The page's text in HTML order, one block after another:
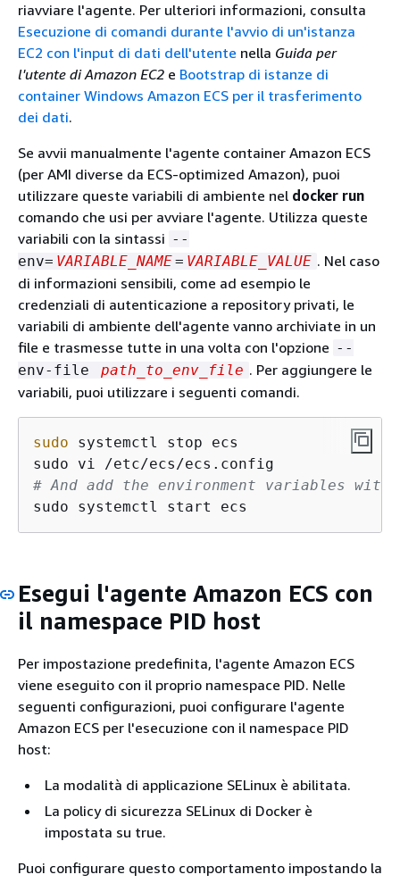
riavviare l'agente. Per ulteriori informazioni, consulta
Esecuzione di comandi durante l'avvio di un'istanza
EC2 con l'input di dati dell'utente nella Guida per
l'utente di Amazon EC2 e Bootstrap di istanze di
container Windows Amazon ECS per il trasferimento
dei dati.
Se avvii manualmente l'agente container Amazon ECS
(per AMI diverse da ECS-optimized Amazon), puoi
utilizzare queste variabili di ambiente nel docker run
comando che usi per avviare l'agente. Utilizza queste
variabili con la sintassi --
env= VARIABLE_NAME= VARIABLE_VALUE . Nel caso
di informazioni sensibili, come ad esempio le
credenziali di autenticazione a repository privati, le
variabili di ambiente dell'agente vanno archiviate in un
file e trasmesse tutte in una volta con l'opzione --
env-file
path_to_env_file . Per aggiungere le
variabili, puoi utilizzare i seguenti comandi.
sudo systemctl stop ecs
# And add the environment variables with
sudo systemctl start ecs
Esegui l'agente Amazon ECS con
il namespace PID host
Per impostazione predefinita, l'agente Amazon ECS
viene eseguito con il proprio namespace PID. Nelle
seguenti configurazioni, puoi configurare l'agente
Amazon ECS per l'esecuzione con il namespace PID
host:
La modalità di applicazione SELinux è abilitata.
La policy di sicurezza SELinux di Docker è
impostata su true.
Puoi configurare questo comportamento impostando la